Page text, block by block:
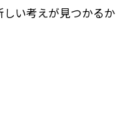
い考えが見つかるか